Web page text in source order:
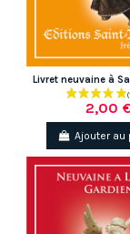
Livret neuvaine à
2,00
Ajouter au